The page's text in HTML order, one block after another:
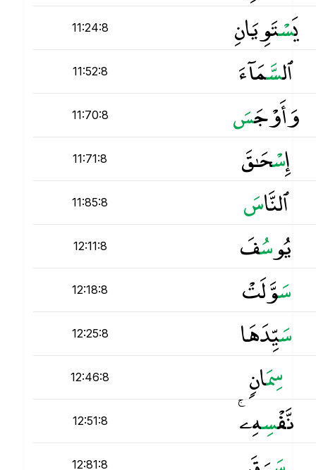
11:24:8 يَسْتَوِيَانِ
11:52:8 ٱلسَّمَآءَ
11:70:8 وَأَوْجَس
11:71:8 إِسْحَـٰقَ
11:85:8 ٱلنَّاس
12:11:8 يُوسُفَ
12:18:8 سَوَّلَتْ
12:25:8 سَيِّدَهَا
12:46:8 سِمَانٍۢ
12:51:8 نَّفْسِهِۦ ۚ
12:81:8